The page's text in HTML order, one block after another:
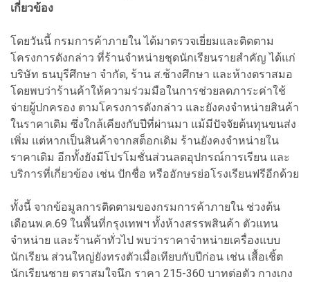
เกี่ยวข้อง
โดยวันนี้ กรมการค้าภายใน ได้มาตรวจเยี่ยมและติดตาม
โครงการดังกล่าว ที่ร้านจำหน่ายชุดนักเรียนรายสำคัญ ได้แก่
บริษัท ธนบุรีศึกษา จำกัด, ร้าน ส.ช้างศึกษา และห้างตราสมอ
โดยพบว่าร้านค้าให้ความร่วมมือในการช่วยลดภาระค่าใช้
จ่ายผู้ปกครอง ตามโครงการดังกล่าว และยังคงจำหน่ายสินค้า
ในราคาเดิม ซึ่งใกล้เคียงกับปีที่ผ่านมา แม้มีปัจจัยต้นทุนขนส่ง
เพิ่ม แต่หากเป็นสินค้าจากสต็อกเดิม ร้านยังคงจำหน่ายใน
ราคาเดิม อีกทั้งยังมีโปรโมชั่นส่วนลดอุปกรณ์การเรียน และ
บริการที่เกี่ยวข้อง เช่น ปักชื่อ หรืออักษรย่อโรงเรียนฟรีอีกด้วย
ทั้งนี้ จากข้อมูลการติดตามของกรมการค้าภายใน ช่วงต้น
เดือนพ.ค.69 ในพื้นที่กรุงเทพฯ ทั้งห้างสรรพสินค้า ตัวแทน
จำหน่าย และร้านค้าทั่วไป พบว่าราคาจำหน่ายเครื่องแบบ
นักเรียน ส่วนใหญ่ยังทรงตัวเมื่อเทียบกับปีก่อน เช่น เสื้อเชิ้ต
นักเรียนชาย ตราสมใจนึก ราคา 215-360 บาทต่อตัว กางเกง